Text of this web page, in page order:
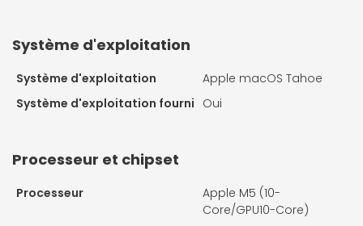
Système d'exploitation
Système d'exploitation
Apple macOS Tahoe
Système d'exploitation fourni Oui
Processeur et chipset
Processeur
Apple M5 (10-
Core/GPU10-Core)